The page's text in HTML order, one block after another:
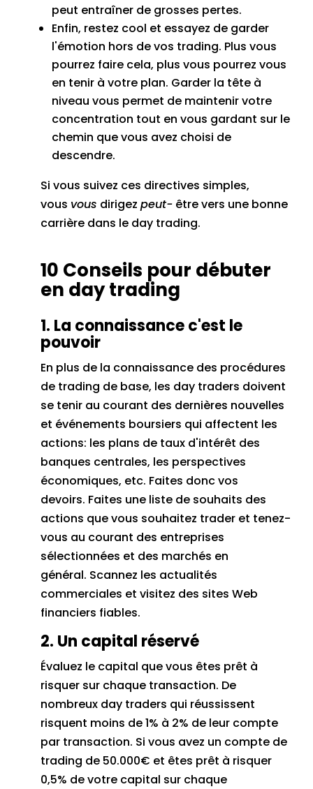
peut entraîner de grosses pertes.
Enfin, restez cool et essayez de garder
l'émotion hors de vos trading. Plus vous
pourrez faire cela, plus vous pourrez vous
en tenir à votre plan. Garder la tête à
niveau vous permet de maintenir votre
concentration tout en vous gardant sur le
chemin que vous avez choisi de
descendre.
Si vous suivez ces directives simples,
vous vous dirigez peut- être vers une bonne
carrière dans le day trading.
10 Conseils pour débuter
en day trading
1. La connaissance c'est le
pouvoir
En plus de la connaissance des procédures
de trading de base, les day traders doivent
se tenir au courant des dernières nouvelles
et événements boursiers qui affectent les
actions: les plans de taux d'intérêt des
banques centrales, les perspectives
économiques, etc. Faites donc vos
devoirs. Faites une liste de souhaits des
actions que vous souhaitez trader et tenez-
vous au courant des entreprises
sélectionnées et des marchés en
général. Scannez les actualités
commerciales et visitez des sites Web
financiers fiables.
2. Un capital réservé
Évaluez le capital que vous êtes prêt à
risquer sur chaque transaction. De
nombreux day traders qui réussissent
risquent moins de 1% à 2% de leur compte
par transaction. Si vous avez un compte de
trading de50.000€ et êtes prêt à risquer
0,5% de votre capital sur chaque